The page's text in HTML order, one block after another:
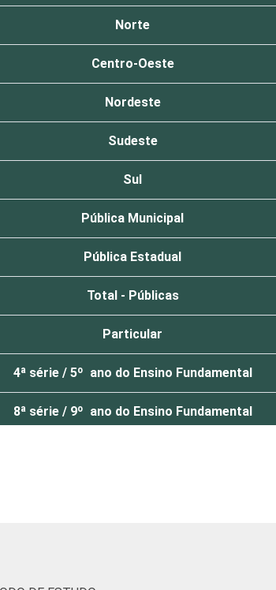
Norte
Centro-Oeste
Nordeste
Sudeste
Sul
Pública Municipal
Pública Estadual
Total - Públicas
Particular
4ª série / 5º ano do Ensino Fundamental
8ª série / 9º ano do Ensino Fundamental